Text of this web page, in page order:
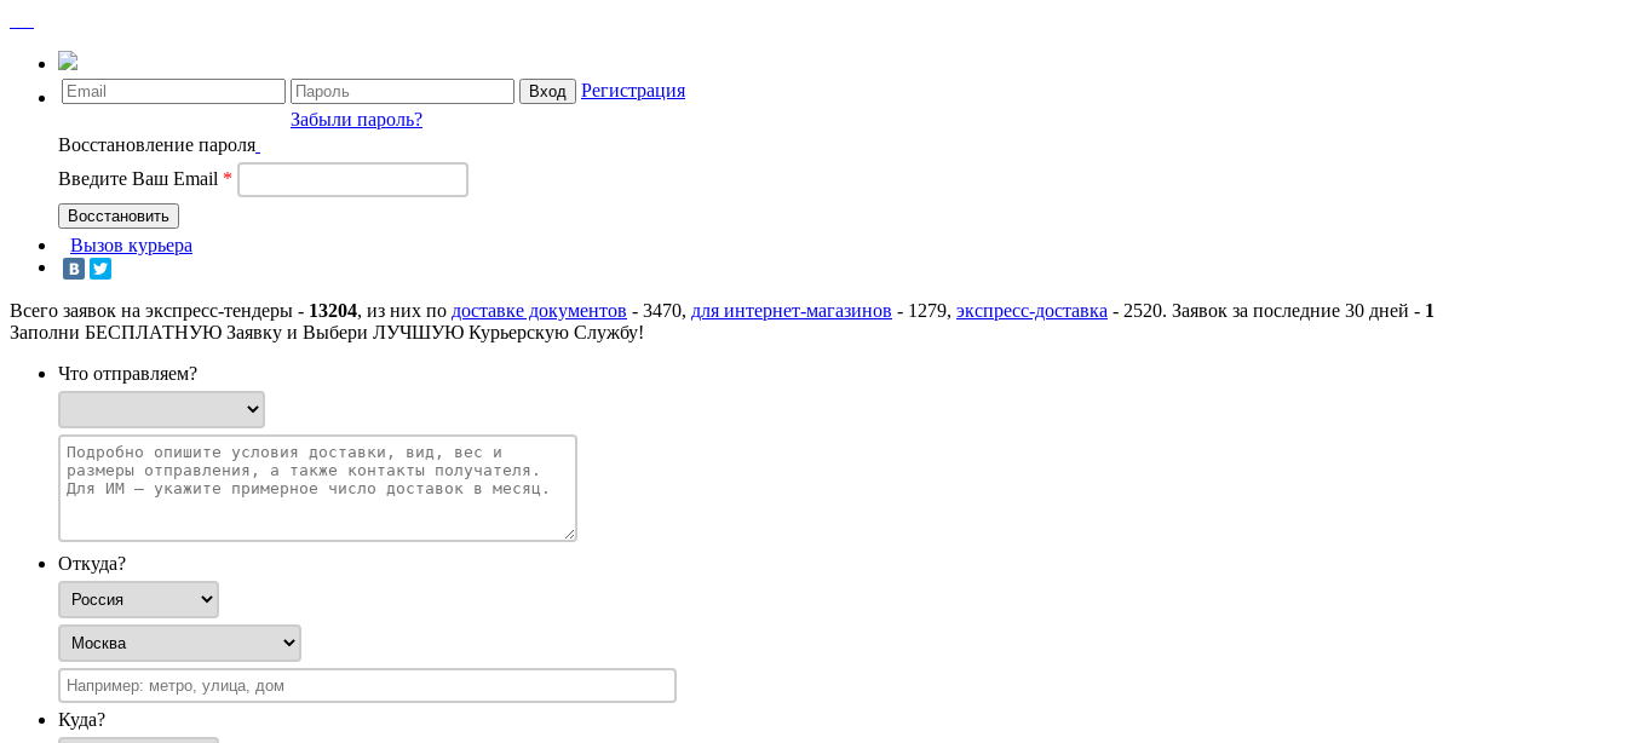
Регистрация
Забыли пароль?
Восстановление пароля
Введите Ваш Email *
Вызов курьера
Всего заявок на экспресс-тендеры - 13204, из них по доставке документов - 3470, для интернет-магазинов - 1279, экспресс-доставка - 2520. Заявок за последние 30 дней - 1
Заполни БЕСПЛАТНУЮ Заявку и Выбери ЛУЧШУЮ Курьерскую Службу!
Что отправляем?
Откуда?
Куда?